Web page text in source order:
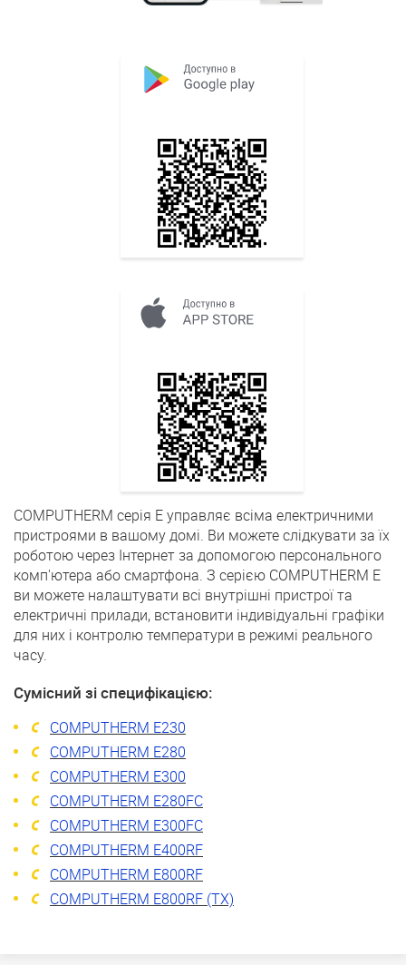
COMPUTHERM серія E управляє всіма електричними
пристроями в вашому домі. Ви можете слідкувати за їх
роботою через Інтернет за допомогою персонального
комп'ютера або смартфона. З серією COMPUTHERM E
ви можете налаштувати всі внутрішні пристрої та
електричні прилади, встановити індивідуальні графіки
для них і контролю температури в режимі реального
часу.
Сумісний зі специфікацією:
COMPUTHERM E230
COMPUTHERM E280
COMPUTHERM E300
COMPUTHERM E280FC
COMPUTHERM E300FC
COMPUTHERM E400RF
COMPUTHERM E800RF
COMPUTHERM E800RF (TX)